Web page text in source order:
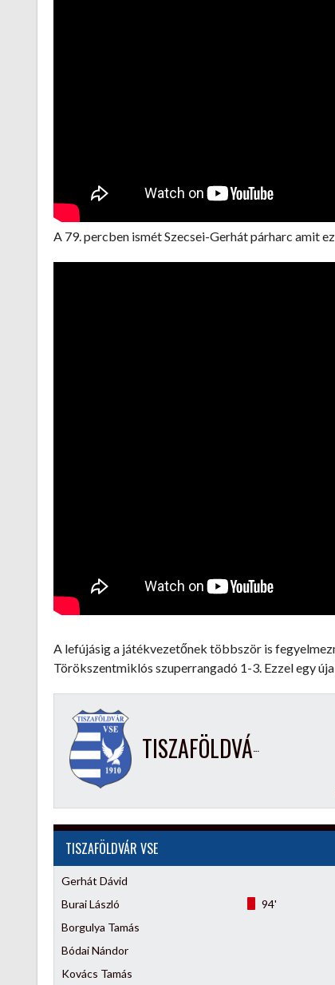
A 79. percben ismét Szecsei-Gerhát párharc amit
A lefújásig a játékvezetőnek többször is
Törökszentmiklós szuperrangadó 1-3. Ezzel egy
TISZAFÖLDVÁR VSE
TISZAFÖLDVÁR VSE
Gerhát Dávid
Burai László
94'
Borgulya Tamás
Bódai Nándor
Kovács Tamás